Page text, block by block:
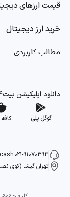
قیمت ارزهای
خرید ارز دیجیتال
مطالب کاربردی
دانلود اپلیکیشن بیت۲۴
گوگل پلی کافه
021-91070394
تهران گیشا (کوی